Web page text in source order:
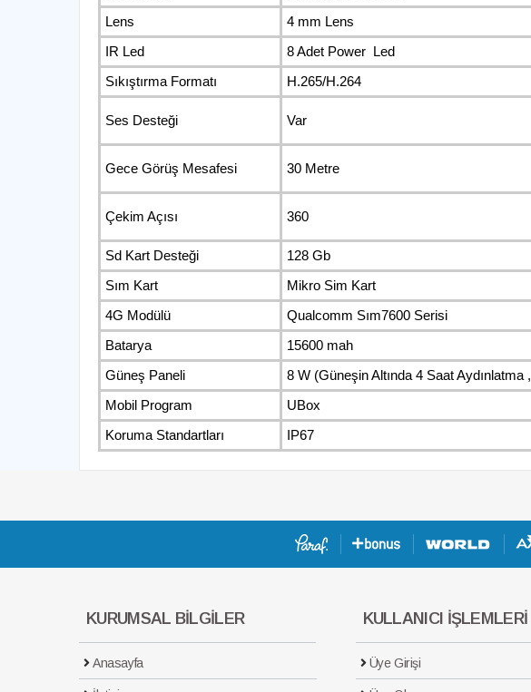
Lens
4 mm Lens
IR Led
8 Adet Power Led
Sıkıştırma Formatı
H.265/H.264
Ses Desteği Var
Gece Görüş Mesafesi 30 Metre
Çekim Açısı 360
Sd Kart Desteği
128 Gb
Sım Kart
Mikro Sim Kart
4G Modülü
Qualcomm Sım7600 Serisi
Batarya
15600 mah
Güneş Paneli
8 W (Güneşin Altında 4 Saat Aydınlatma ,
Mobil Program
UBox
Koruma Standartları
IP67
KURUMSAL BİLGİLER
Anasayfa
KULLANICI İŞLEMLERİ
Üye Girişi